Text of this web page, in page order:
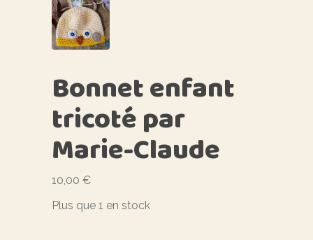
Bonnet enfant
tricoté par
Marie-Claude
10,00 €
Plus que 1 en stock